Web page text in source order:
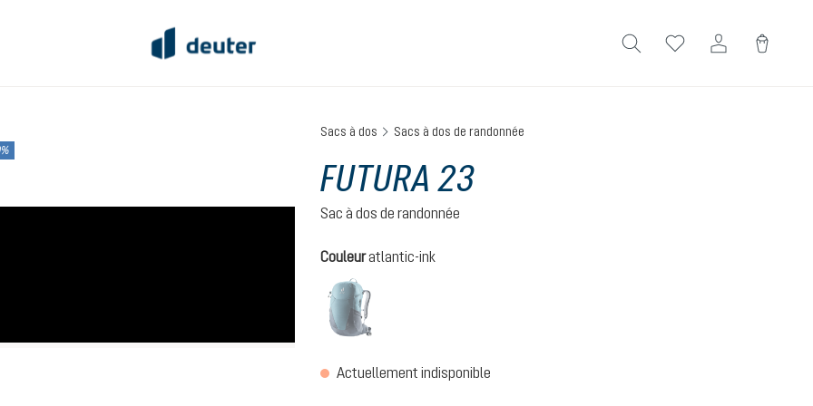
Sacs à dos Sacs à dos de randonnée
FUTURA 23
Sac à dos de randonnée
Sélectionnez
Couleuratlantic-ink
atlantic-ink
Actuellement indisponible